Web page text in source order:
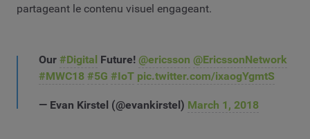
partageant le contenu visuel engageant.
Our #Digital Future! @ericsson @EricssonNetwork
#MWC18 #5G #IoT pic.twitter.com/ixaogYgmtS
— Evan Kirstel (@evankirstel) March 1, 2018